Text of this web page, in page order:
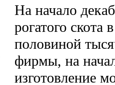
На начало
рогатого скота
половиной
фирмы, на
изготовление